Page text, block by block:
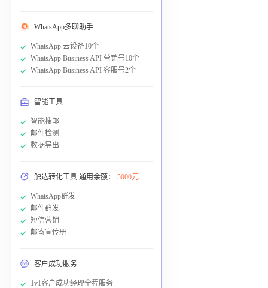
WhatsApp多聊助手
WhatsApp 云设备10个
WhatsApp Business API 营销号10个
WhatsApp Business API 客服号2个
智能工具
智能搜邮
邮件检测
数据导出
触达转化工具 通用余额： 5000元
WhatsApp群发
邮件群发
短信营销
邮寄宣传册
客户成功服务
1v1客户成功经理全程服务